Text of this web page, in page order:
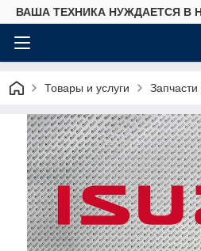
ВАША ТЕХНИКА НУЖДАЕТСЯ В
Товары и услуги